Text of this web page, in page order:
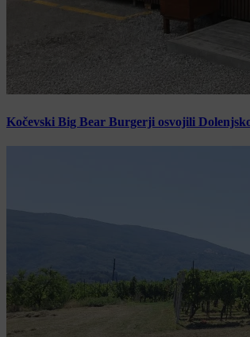
Kočevski Big Bear Burgerji osvojili